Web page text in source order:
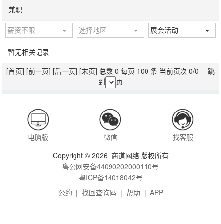
兼职
薪资不限 选择地区 展会活动
暂无相关记录
[首页] [前一页] [后一页] [末页] 总数 0 每页 100 条 当前页次 0/0 跳
到
页
电脑版 微信
找客服
Copyright © 2026 商道网络 版权所有
粤公网安备44090202000110号
粤ICP备14018042号
公约 | 找回查询码 | 帮助 | APP